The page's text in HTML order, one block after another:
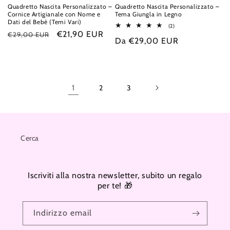
Quadretto Nascita Personalizzato –
Cornice Artigianale con Nome e
Dati del Bebè (Temi Vari)
Prezzo
€29,00 EUR
Prezzo
€21,90 EUR
Quadretto Nascita Personalizzato –
Tema Giungla in Legno
(2)2
totali
Prezzo
Da €29,00 EUR
1 2 3
Cerca
Iscriviti alla nostra newsletter, subito un regalo
per te! 🎁
Indirizzo email